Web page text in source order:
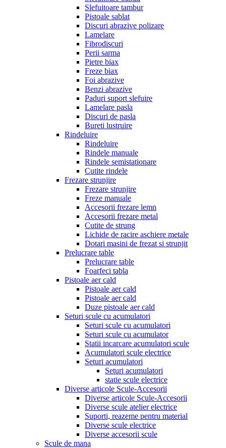
Slefuitoare tambur
Pistoale sablat
Discuri abrazive polizare
Lamelare
Fibrodiscuri
Perii sarma
Pietre biax
Freze biax
Foi abrazive
Benzi abrazive
Paduri suport slefuire
Lamelare pasla
Discuri de pasla
Bureti lustruire
Rindeluire
Rindeluire
Rindele manuale
Rindele semistationare
Cutite rindele
Frezare strunjire
Frezare strunjire
Freze manuale
Accesorii frezare lemn
Accesorii frezare metal
Cutite de strung
Lichide de racire aschiere metale
Dotari masini de frezat si strunjit
Prelucrare table
Prelucrare table
Foarfeci tabla
Pistoale aer cald
Pistoale aer cald
Pistoale aer cald
Duze pistoale aer cald
Seturi scule cu acumulatori
Seturi scule cu acumulatori
Seturi scule cu acumulator
Statii incarcare acumulatori scule
Acumulatori scule electrice
Seturi acumulatori
Seturi acumulatori
statie scule electrice
Diverse articole Scule-Accesorii
Diverse articole Scule-Accesorii
Diverse scule atelier electrice
Suporti, reazeme pentru material
Diverse scule electrice
Diverse accesorii scule
Scule de mana